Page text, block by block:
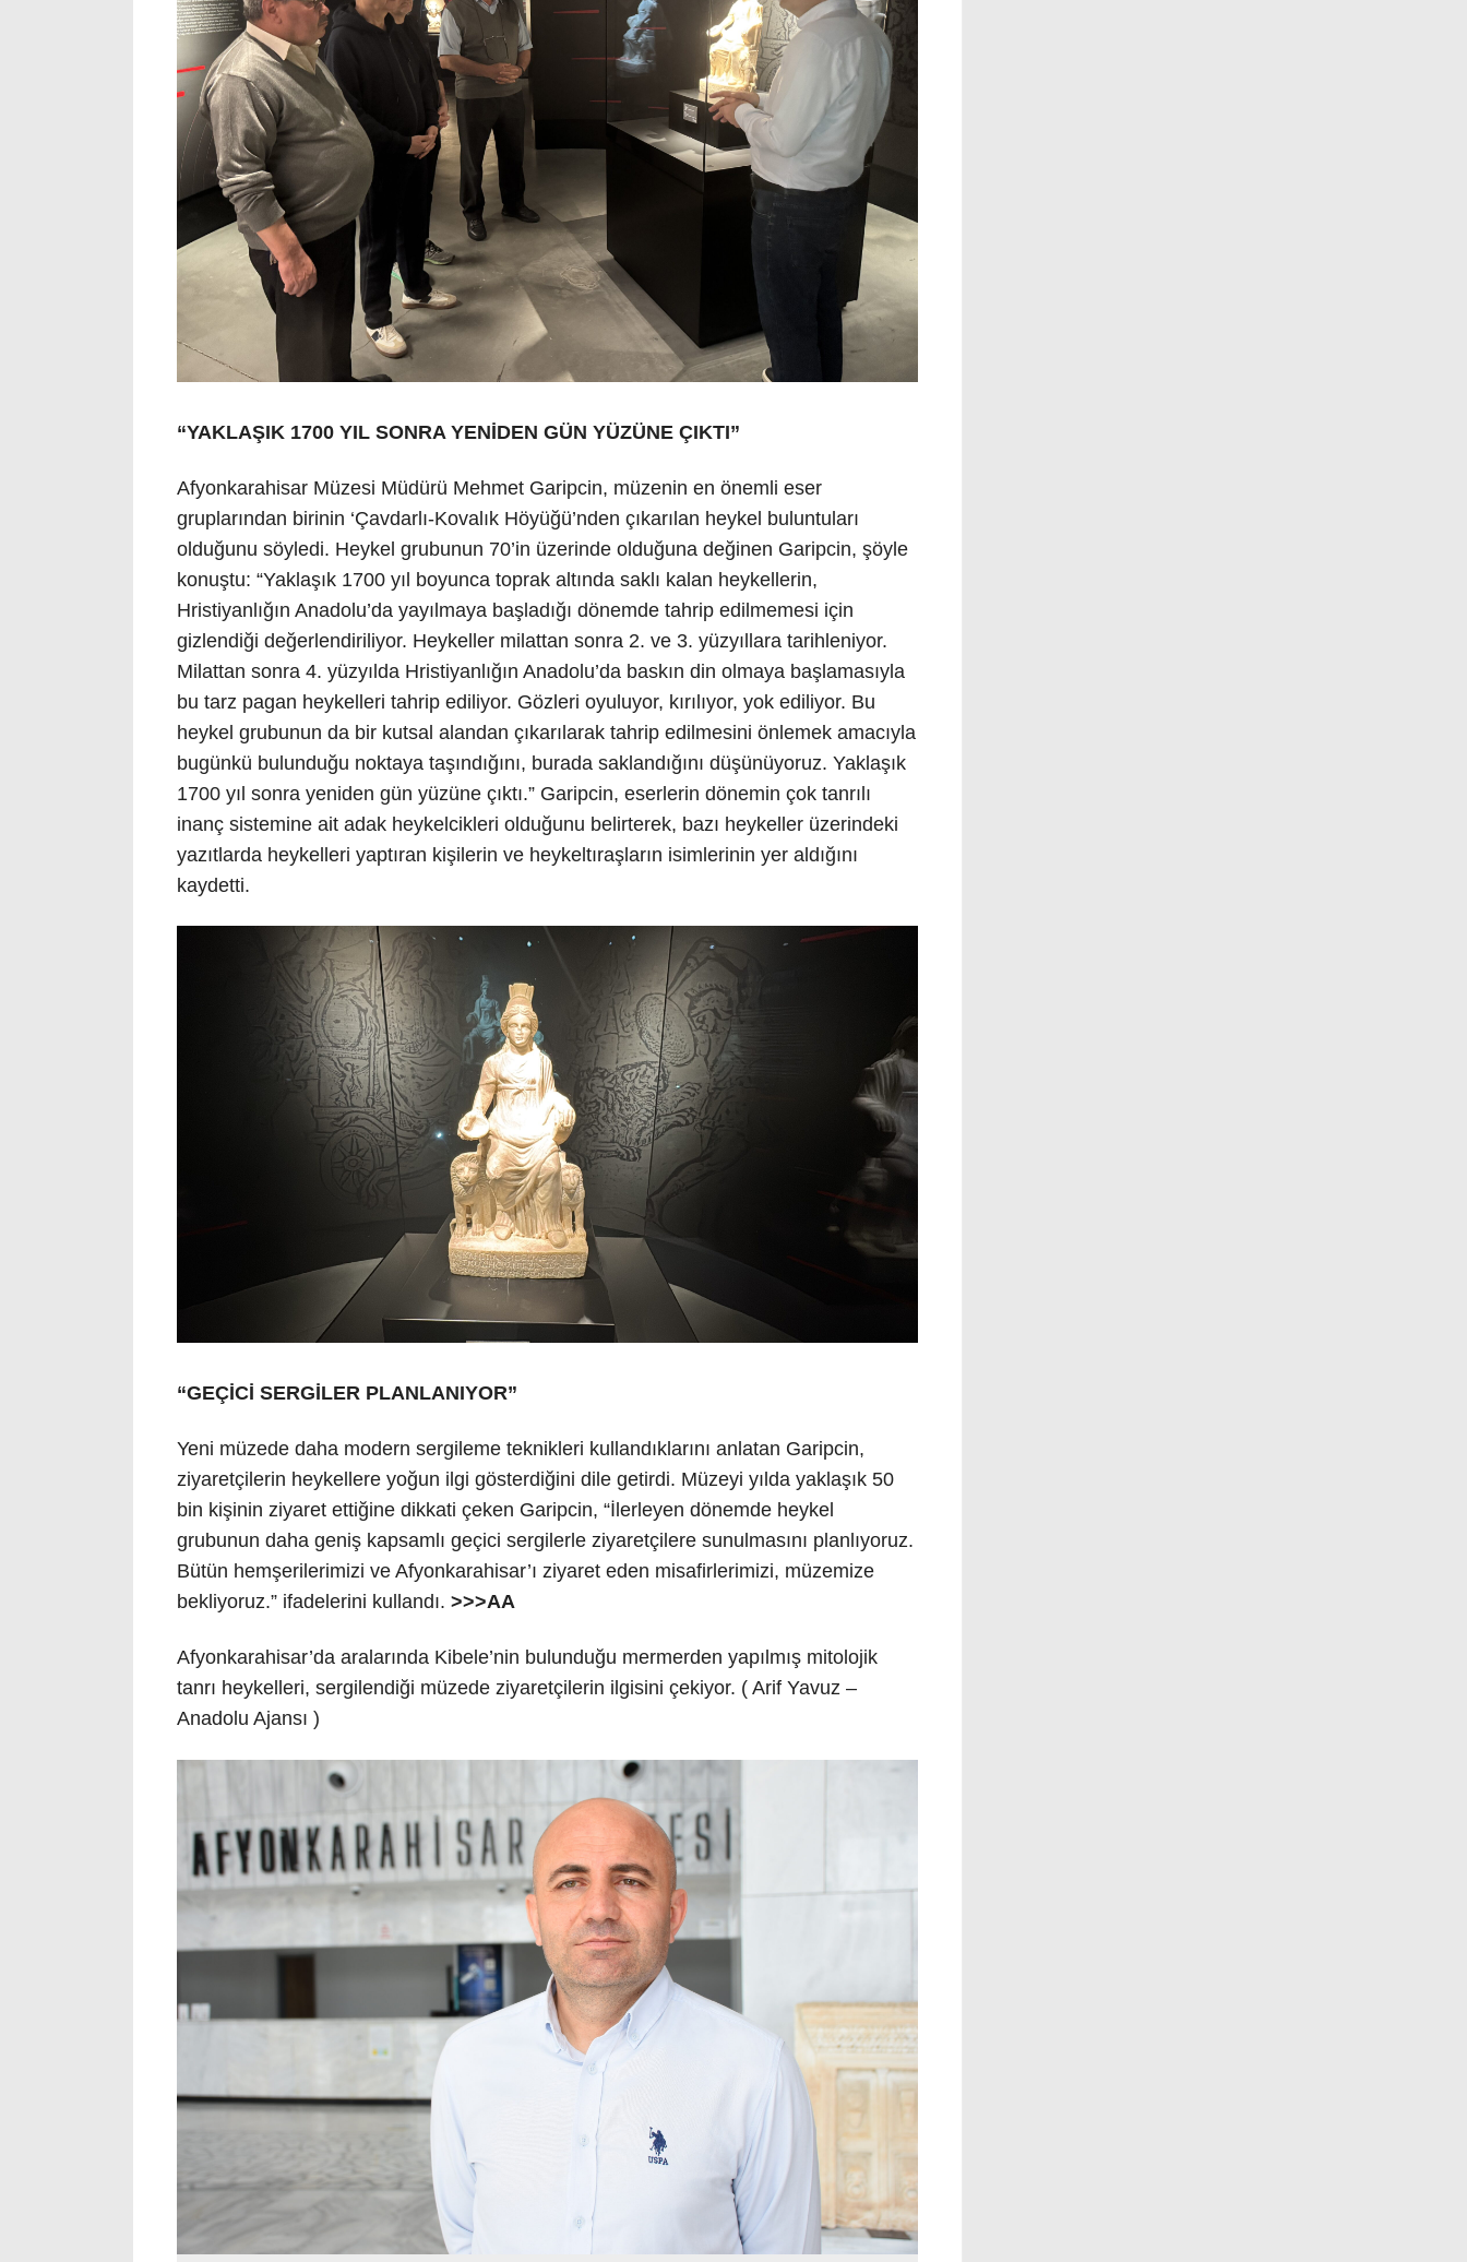
“YAKLAŞIK 1700 YIL SONRA YENİDEN GÜN YÜZÜNE ÇIKTI”
Afyonkarahisar Müzesi Müdürü Mehmet Garipcin, müzenin en önemli eser
gruplarından birinin ‘Çavdarlı-Kovalık Höyüğü’nden çıkarılan heykel buluntuları
olduğunu söyledi. Heykel grubunun 70’in üzerinde olduğuna değinen Garipcin, şöyle
konuştu: “Yaklaşık 1700 yıl boyunca toprak altında saklı kalan heykellerin,
Hristiyanlığın Anadolu’da yayılmaya başladığı dönemde tahrip edilmemesi için
gizlendiği değerlendiriliyor. Heykeller milattan sonra 2. ve 3. yüzyıllara tarihleniyor.
Milattan sonra 4. yüzyılda Hristiyanlığın Anadolu’da baskın din olmaya başlamasıyla
bu tarz pagan heykelleri tahrip ediliyor. Gözleri oyuluyor, kırılıyor, yok ediliyor. Bu
heykel grubunun da bir kutsal alandan çıkarılarak tahrip edilmesini önlemek amacıyla
bugünkü bulunduğu noktaya taşındığını, burada saklandığını düşünüyoruz. Yaklaşık
1700 yıl sonra yeniden gün yüzüne çıktı.” Garipcin, eserlerin dönemin çok tanrılı
inanç sistemine ait adak heykelcikleri olduğunu belirterek, bazı heykeller üzerindeki
yazıtlarda heykelleri yaptıran kişilerin ve heykeltıraşların isimlerinin yer aldığını
kaydetti.
“GEÇİCİ SERGİLER PLANLANIYOR”
Yeni müzede daha modern sergileme teknikleri kullandıklarını anlatan Garipcin,
ziyaretçilerin heykellere yoğun ilgi gösterdiğini dile getirdi. Müzeyi yılda yaklaşık 50
bin kişinin ziyaret ettiğine dikkati çeken Garipcin, “İlerleyen dönemde heykel
grubunun daha geniş kapsamlı geçici sergilerle ziyaretçilere sunulmasını planlıyoruz.
Bütün hemşerilerimizi ve Afyonkarahisar’ı ziyaret eden misafirlerimizi, müzemize
bekliyoruz.” ifadelerini kullandı. >>>AA
Afyonkarahisar’da aralarında Kibele’nin bulunduğu mermerden yapılmış mitolojik
tanrı heykelleri, sergilendiği müzede ziyaretçilerin ilgisini çekiyor. ( Arif Yavuz –
Anadolu Ajansı )